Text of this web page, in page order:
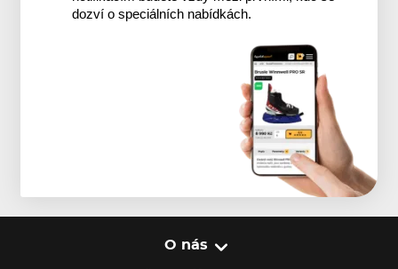
dozví o speciálních nabídkách.
O nás